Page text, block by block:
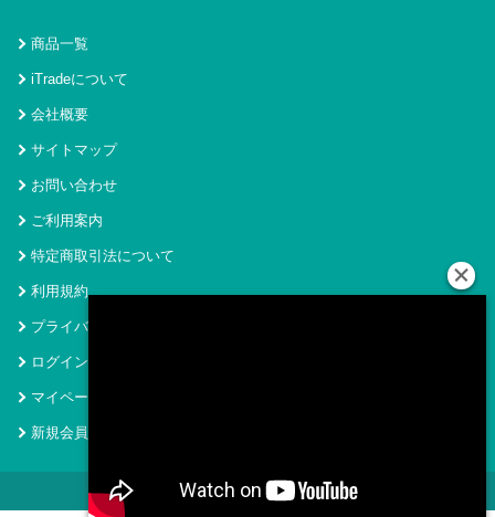
商品一覧
iTradeについて
会社概要
サイトマップ
お問い合わせ
ご利用案内
特定商取引法について
利用規約
プライバシーポリシー
ログイン
マイページ
新規会員登録
© 2021 アイトレード Powered by SecurityHouse.